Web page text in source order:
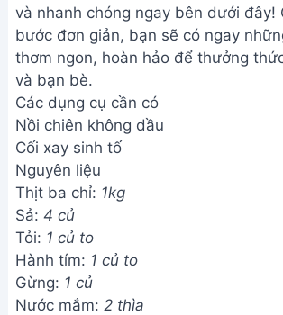
và nhanh chóng ngay bên dưới đây!
bước đơn giản, bạn sẽ có ngay
thơm ngon, hoàn hảo để thưởng
và bạn bè.
Các dụng cụ cần có
Nồi chiên không dầu
Cối xay sinh tố
Nguyên liệu
Thịt ba chỉ: 1kg
Sả: 4 củ
Tỏi: 1 củ to
Hành tím: 1 củ to
Gừng: 1 củ
Nước mắm: 2 thìa